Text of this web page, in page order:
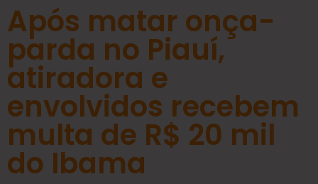
Após matar onça-
parda no Piauí,
atiradora e
envolvidos recebem
multa de R$ 20 mil
do Ibama